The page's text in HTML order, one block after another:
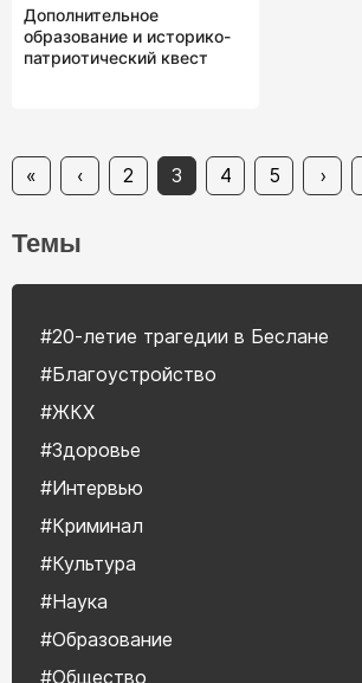
Дополнительное
образование и историко-
патриотический квест
« ‹ 2 3 4 5 ›
Темы
#20-летие трагедии в Беслане
#Благоустройство
#ЖКХ
#Здоровье
#Интервью
#Криминал
#Культура
#Наука
#Образование
#Общество